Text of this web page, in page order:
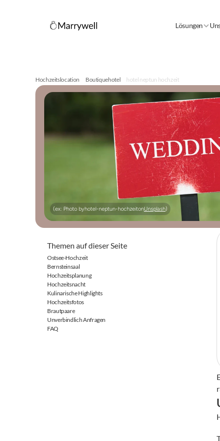
Lösungen
Hochzeitslocation Boutiquehotel hotel neptun hochzeit
(ex: Photo byhotel-neptun-hochzeitonUnsplash)
Themen auf dieser Seite
Ostsee-Hochzeit
Bernsteinsaal
Hochzeitsplanung
Hochzeitsnacht
Kulinarische Highlights
Hochzeitsfotos
Brautpaare
Unverbindlich Anfragen
FAQ